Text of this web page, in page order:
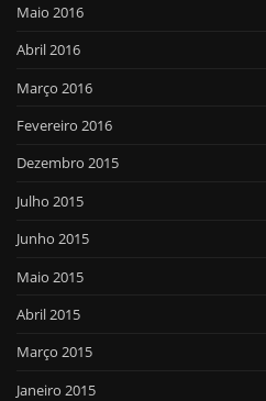
Maio 2016
Abril 2016
Março 2016
Fevereiro 2016
Dezembro 2015
Julho 2015
Junho 2015
Maio 2015
Abril 2015
Março 2015
Janeiro 2015